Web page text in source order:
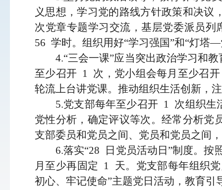
义思想，学习党的路线方针政策和决议
次党章专题学习交流，基层党委派员列
56 学时。组织用好“学习强国”和“灯塔—
4.“三会一课”应当突出政治学习和
至少召开 1 次，党小组会每月至少召开
轮流上台讲党课。推动组织生活创新，
5.党支部每年至少召开 1 次组织生
党性分析， 确定评议等次。经常分析党
支部委员和党员之间、 党员和党员之间
6.落实“28
日党员活动日 ”制度。按
月至少再固定 1 天。党支部每年组织
初心、牢记使命”主题党日活动，教育引